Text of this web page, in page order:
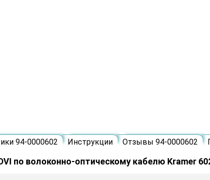
94-0000602 Инструкции Отзывы 94-0000602
по волоконно-оптическому кабелю Kramer